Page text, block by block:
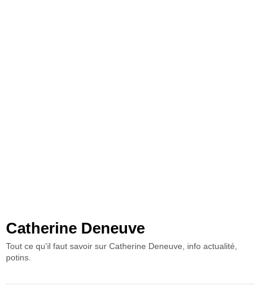
Catherine Deneuve
Tout ce qu'il faut savoir sur Catherine Deneuve, info actualité,
potins.